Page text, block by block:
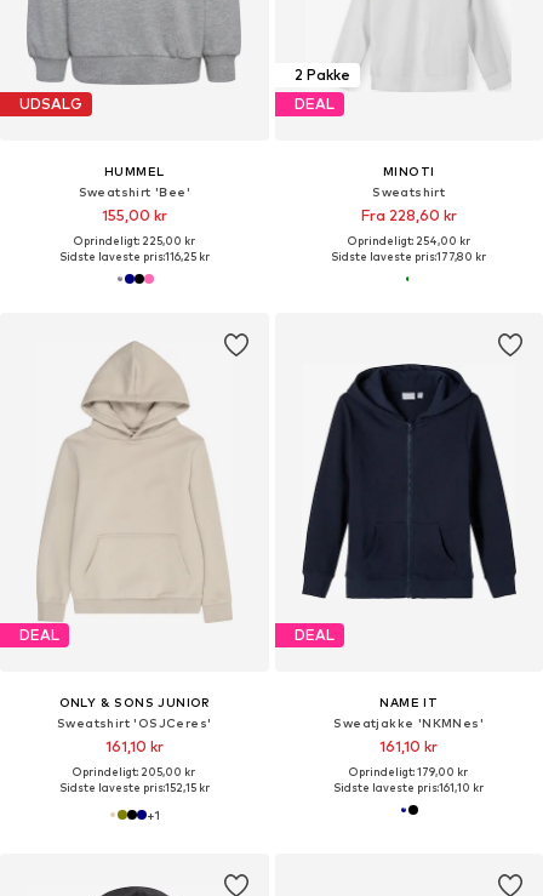
UDSALG
HUMMEL
Sweatshirt 'Bee'
155,00 kr
Oprindeligt: 225,00 kr
Sidste laveste pris:116,25 kr
2 Pakke
DEAL
MINOTI
Sweatshirt
Fra 228,60 kr
Oprindeligt: 254,00 kr
Sidste laveste pris:177,80 kr
DEAL
ONLY & SONS JUNIOR
Sweatshirt 'OSJCeres'
161,10 kr
Oprindeligt: 205,00 kr
Sidste laveste pris:152,15 kr
+1
DEAL
NAME IT
Sweatjakke 'NKMNes'
161,10 kr
Oprindeligt: 179,00 kr
Sidste laveste pris:161,10 kr